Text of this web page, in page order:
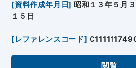
[資料作成年月日] 昭和１３年５月
１５日
[レファレンスコード]
閲覧